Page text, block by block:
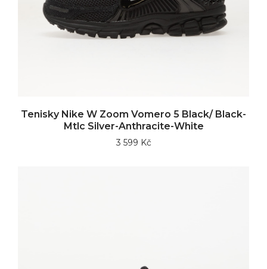
Tenisky Nike W Zoom Vomero 5 Black/ Black-
Mtlc Silver-Anthracite-White
3 599 Kč